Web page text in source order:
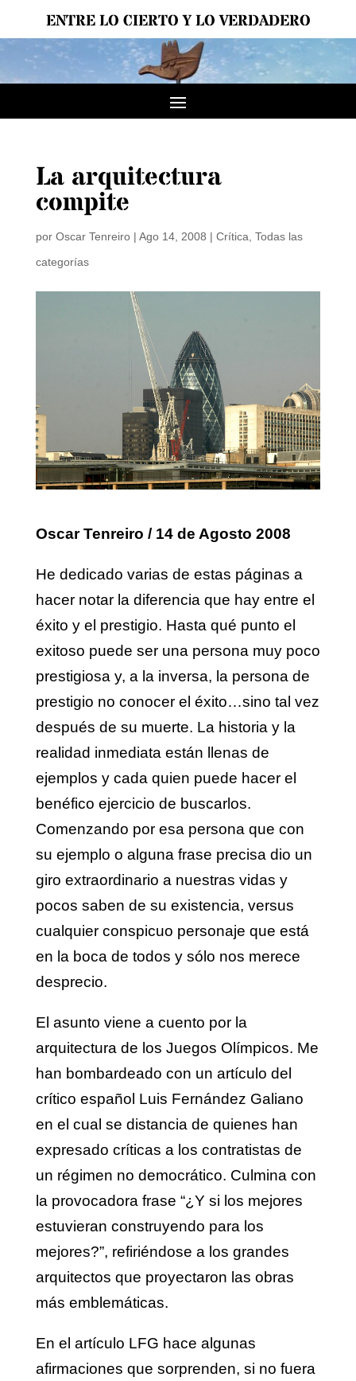
ENTRE LO CIERTO Y LO VERDADERO
La arquitectura
compite
por Oscar Tenreiro| Ago 14, 2008 | Crítica Todas las
categorías
Oscar Tenreiro / 14 de Agosto 2008
He dedicado varias de estas páginas a
hacer notar la diferencia que hay entre el
éxito y el prestigio. Hasta qué punto el
exitoso puede ser una persona muy poco
prestigiosa y, a la inversa, la persona de
prestigio no conocer el éxito…sino tal vez
después de su muerte. La historia y la
realidad inmediata están llenas de
ejemplos y cada quien puede hacer el
benéfico ejercicio de buscarlos.
Comenzando por esa persona que con
su ejemplo o alguna frase precisa dio un
giro extraordinario a nuestras vidas y
pocos saben de su existencia, versus
cualquier conspicuo personaje que está
en la boca de todos y sólo nos merece
desprecio.
El asunto viene a cuento por la
arquitectura de los Juegos Olímpicos. Me
han bombardeado con un artículo del
crítico español Luis Fernández Galiano
en el cual se distancia de quienes han
expresado críticas a los contratistas de
un régimen no democrático. Culmina con
la provocadora frase “¿Y si los mejores
estuvieran construyendo para los
mejores?”, refiriéndose a los grandes
arquitectos que proyectaron las obras
más emblemáticas.
En el artículo LFG hace algunas
afirmaciones que sorprenden, si no fuera